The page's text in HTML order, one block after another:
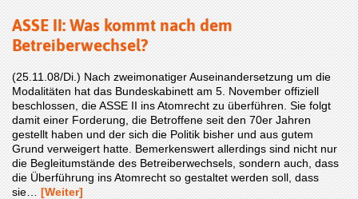
ASSE II: Was kommt nach dem
Betreiberwechsel?
(25.11.08/Di.) Nach zweimonatiger Auseinandersetzung um die
Modalitäten hat das Bundeskabinett am 5. November offiziell
beschlossen, die ASSE II ins Atomrecht zu überführen. Sie folgt
damit einer Forderung, die Betroffene seit den 70er Jahren
gestellt haben und der sich die Politik bisher und aus gutem
Grund verweigert hatte. Bemerkenswert allerdings sind nicht nur
die Begleitumstände des Betreiberwechsels, sondern auch, dass
die Überführung ins Atomrecht so gestaltet werden soll, dass
sie… [Weiter]